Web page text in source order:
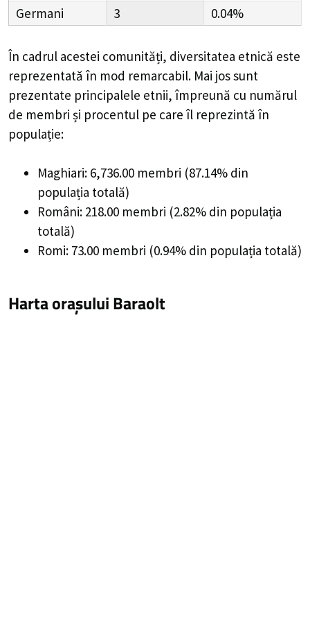
Germani
3 0.04%
În cadrul acestei comunități, diversitatea etnică este
reprezentată în mod remarcabil. Mai jos sunt
prezentate principalele etnii, împreună cu numărul
de membri și procentul pe care îl reprezintă în
populație:
Maghiari: 6,736.00 membri (87.14% din
populația totală)
Români: 218.00 membri (2.82% din populația
totală)
Romi: 73.00 membri (0.94% din populația totală)
Harta orașului Baraolt